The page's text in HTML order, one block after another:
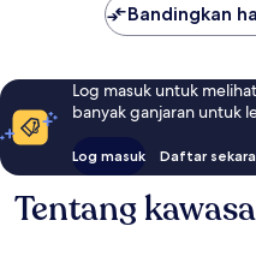
Bandingkan
Log masuk untuk
banyak ganjaran untuk
Log masuk Daftar
Tentang